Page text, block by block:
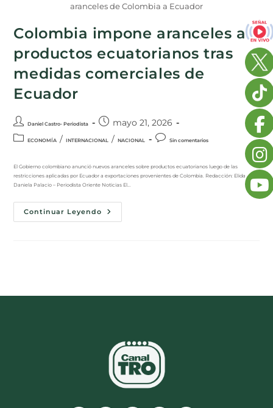
aranceles de Colombia a Ecuador
Colombia impone aranceles a
productos ecuatorianos tras
medidas comerciales de
Ecuador
Daniel Castro- Periodista mayo 21, 2026
ECONOMÍA / INTERNACIONAL / NACIONAL Sin comentarios
El Gobierno colombiano anunció nuevos aranceles sobre productos ecuatorianos luego de las
restricciones aplicadas por Ecuador a exportaciones provenientes de Colombia. Redacción: Elida
Daniela Palacio – Periodista Oriente Noticias El…
Continuar Leyendo